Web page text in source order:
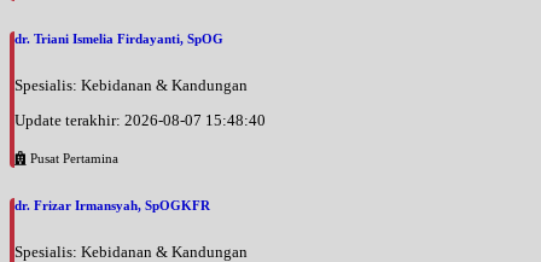
dr. Triani Ismelia Firdayanti, SpOG
Spesialis: Kebidanan & Kandungan
Update terakhir: 2026-08-07 15:48:40
Pusat Pertamina
dr. Frizar Irmansyah, SpOGKFR
Spesialis: Kebidanan & Kandungan